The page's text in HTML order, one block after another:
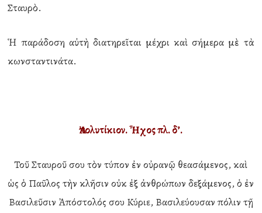
Σταυρὸ.
Ἡ παράδοση αὐτὴ διατηρεῖται μέχρι καὶ σήμερα μὲ τὰ
κωνσταντινάτα.
Ἀπολυτίκιον. Ἦχος πλ. δ’.
Τοῦ Σταυροῦ σου τὸν τύπον ἐν οὐρανῷ θεασάμενος, καὶ
ὡς ὁ Παῦλος τὴν κλῆσιν οὐκ ἐξ ἀνθρώπων δεξάμενος, ὁ ἐν
Βασιλεῦσιν Ἀπόστολός σου Κύριε, Βασιλεύουσαν πόλιν τῇ